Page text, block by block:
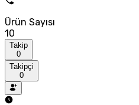
Ürün Sayısı
10
Takip
0
Takipçi
0